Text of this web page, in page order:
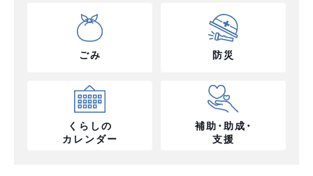
ごみ 防災
くらしの
カレンダー
補助･助成･
支援